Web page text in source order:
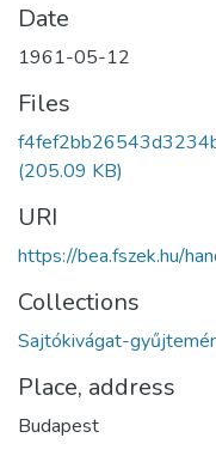
Date
1961-05-12
Files
(205.09 KB)
URI
https://bea.fszek.hu/
Collections
Sajtókivágat-
Place, address
Budapest